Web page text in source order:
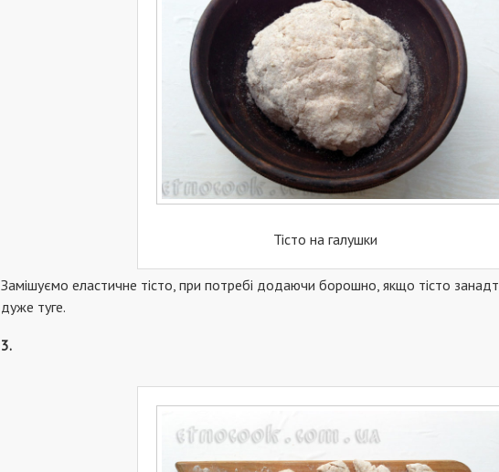
Тісто на галушки
Замішуємо еластичне тісто, при потребі додаючи борошно, якщо тісто
дуже туге.
3.